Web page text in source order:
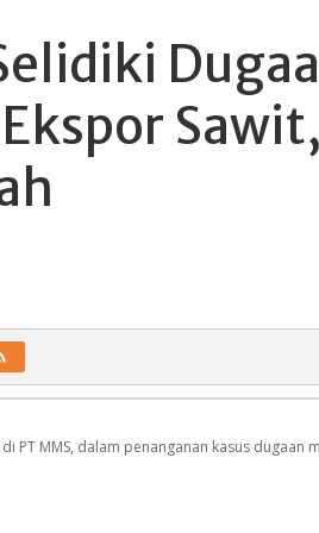
PT MMS, dalam penanganan kasus dugaan